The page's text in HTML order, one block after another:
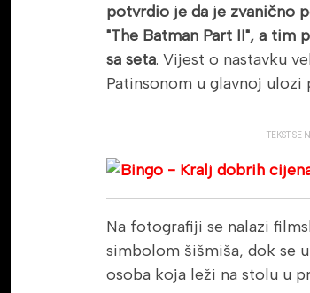
potvrdio je da je zvanično
"The Batman Part II", a
sa seta. Vijest o nastavku
Patinsonom u glavnoj
TEKST SE
Na fotografiji se nalazi
simbolom šišmiša, dok se
osoba koja leži na stolu u